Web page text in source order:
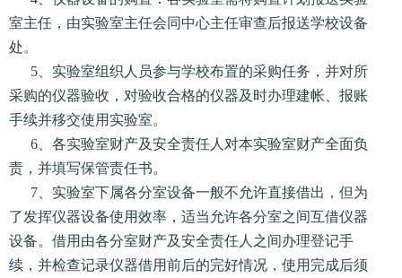
室主任，由实验室主任会同中心主任审查后报送学校设备
处。
5、实验室组织人员参与学校布置的采购任务，并对所
采购的仪器验收，对验收合格的仪器及时办理建帐、报账
手续并移交使用实验室。
6、各实验室财产及安全责任人对本实验室财产全面负
责，并填写保管责任书。
7、实验室下属各分室设备一般不允许直接借出，但为
了发挥仪器设备使用效率，适当允许各分室之间互借仪器
设备。借用由各分室财产及安全责任人之间办理登记手
续，并检查记录仪器借用前后的完好情况，使用完成后须